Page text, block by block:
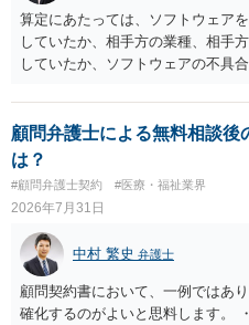
用がかかります。 毅然と拒否して
応、弁護士に依頼して同様の対応
と対応のどれかを選択することに
算定にあたっては、ソフトウェア
していたか、相手方の業種、相手
していたか、ソフトウェアの不具
ます。 すでに王先生からも回答さ
談されることをお勧めします。
顧問弁護士による無料相談後
は？
#顧問弁護士契約 #医療・福祉業界
2026年7月31日
中村 繁史 弁護士
顧問契約書において、一例ではあ
確化するのがよいと思料します。